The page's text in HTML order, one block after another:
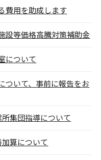
費用を助成します
設等価格高騰対策補助金
について
ついて、事前に報告をお
集団指導について
算について